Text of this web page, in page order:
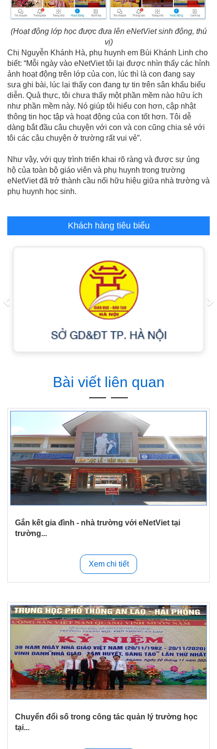
(Hoạt động lớp học được đưa lên eNetViet sinh động, thú
vị)
Chị Nguyễn Khánh Hà, phụ huynh em Bùi Khánh Linh cho
biết: “Mỗi ngày vào eNetViet tôi lại được nhìn thấy các hỉnh
ảnh hoạt động trên lớp của con, lúc thì là con đang say
sưa ghi bài, lúc lại thấy con đang tự tin trên sân khẩu biểu
diễn. Quả thực, tôi chưa thấy một phần mềm nào hữu ích
như phần mềm này. Nó giúp tôi hiểu con hơn, cập nhật
thông tin học tập và hoạt động của con tốt hơn. Tôi dễ
dàng bắt đầu câu chuyện với con và con cũng chia sẻ với
tôi các câu chuyện ở trường rất vui vẻ”.
Như vậy, với quy trình triển khai rõ ràng và được sự ủng
hộ của toàn bộ giáo viên và phụ huynh trong trường
eNetViet đã trở thành cầu nối hữu hiệu giữa nhà trường và
phụ huynh học sinh.
Khách hàng tiêu biểu
Bài viết liên quan
Gắn kết gia đình - nhà trường với eNetViet tại
trường...
Xem chi tiết
Chuyển đổi số trong công tác quản lý trường học
tại...